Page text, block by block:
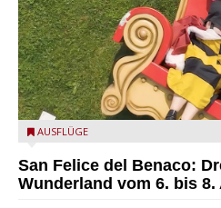
San Felice del Benaco: Drei Tage
AUSFLÜGE
San Felice del Benaco:
Wunderland vom 6. bis 8.